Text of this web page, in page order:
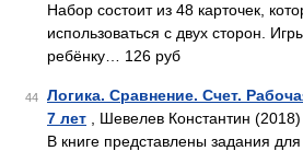
Набор состоит из 48 карточек,
использоваться с двух сторон.
ребёнку… 126 руб
44
Логика. Сравнение. Счет.
7 лет , Шевелев Константин (2018)
В книге представлены задания